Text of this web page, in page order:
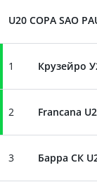
U20 COPA SAO
1 Крузейро
2 Francana
3 Барра СК